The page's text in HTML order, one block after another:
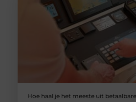
Hoe haal je het meeste uit